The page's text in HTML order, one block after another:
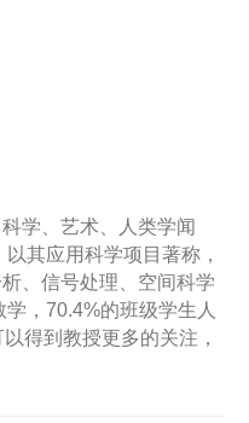
学、艺术、人类学闻
其应用科学项目著称，
、信号处理、空间科学
，70.4%的班级学生人
得到教授更多的关注，